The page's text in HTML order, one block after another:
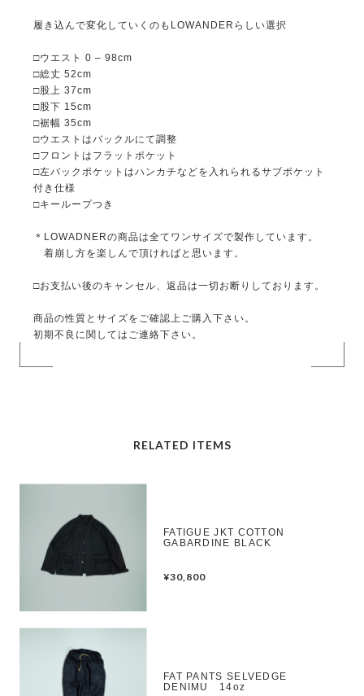
履き込んで変化していくのもLOWANDERらしい選択
□ウエスト 0 – 98cm
□総丈 52cm
□股上 37cm
□股下 15cm
□裾幅 35cm
□ウエストはバックルにて調整
□フロントはフラットポケット
□左バックポケットはハンカチなどを入れられるサブポケット
付き仕様
□キーループつき
＊LOWADNERの商品は全てワンサイズで製作しています。
着崩し方を楽しんで頂ければと思います。
□お支払い後のキャンセル、返品は一切お断りしております。
商品の性質とサイズをご確認上ご購入下さい。
初期不良に関してはご連絡下さい。
RELATED ITEMS
FATIGUE JKT COTTON
GABARDINE BLACK
¥30,800
FAT PANTS SELVEDGE
DENIMU 14oz